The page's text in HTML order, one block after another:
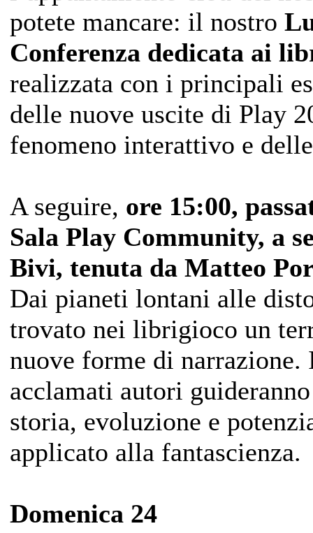
potete mancare: il nostro
Conferenza dedicata ai
realizzata con i principali
delle nuove uscite di Play
fenomeno interattivo e
A seguire, ore 15:00,
Sala Play Community, a
Bivi, tenuta da Matteo
Dai pianeti lontani alle
trovato nei librigioco un
nuove forme di
acclamati autori
storia, evoluzione e
applicato alla fantascienza.
Domenica 24